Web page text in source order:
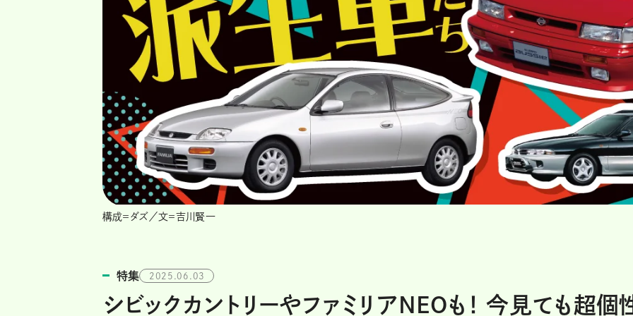
構成＝ダズ／文＝吉川賢一
特集 2025.06.03
シビックカントリーやファミリアNEOも！ 今見ても超個